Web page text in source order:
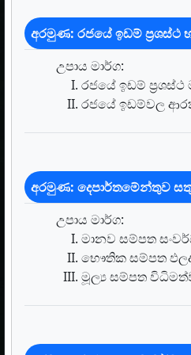
අරමුණ: රජයේ ඉඩම් ප්‍රශස්ථ
උපාය මාර්ග:
රජයේ ඉඩම්
රජයේ ඉඩම්වල
අරමුණ: දෙපාර්තමේන්තුව
උපාය මාර්ග:
මානව සම්පත
භෞතික සම්පත
මූල්‍ය සම්පත